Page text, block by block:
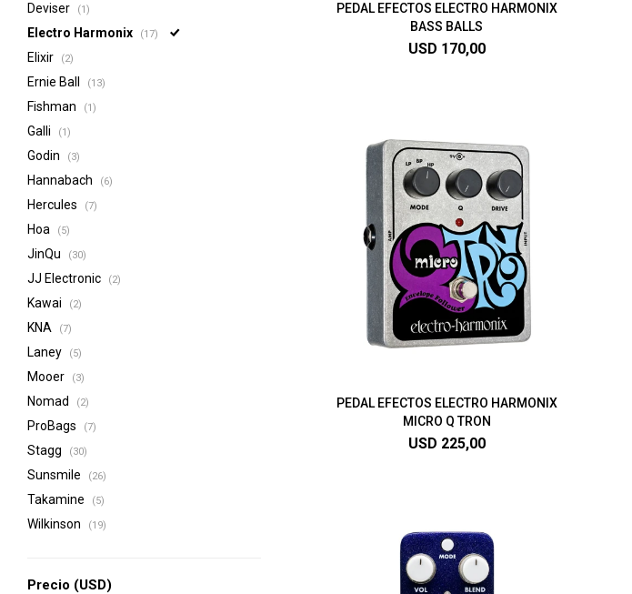
PEDAL EFECTOS ELECTRO HARMONIX
BASS BALLS
USD 170,00
PEDAL EFECTOS ELECTRO HARMONIX
MICRO Q TRON
USD 225,00
Deviser (1)
Electro Harmonix (17)
Elixir (2)
Ernie Ball (13)
Fishman (1)
Galli (1)
Godin (3)
Hannabach (6)
Hercules (7)
Hoa (5)
JinQu (30)
JJ Electronic (2)
Kawai (2)
KNA (7)
Laney (5)
Mooer (3)
Nomad (2)
ProBags (7)
Stagg (30)
Sunsmile (26)
Takamine (5)
Wilkinson (19)
Precio (USD)